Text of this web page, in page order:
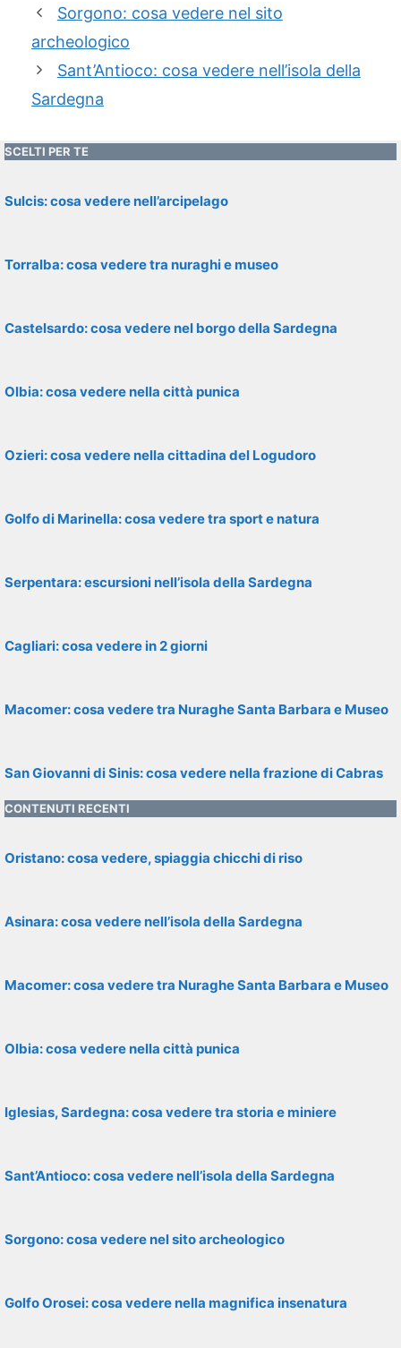
Sorgono: cosa vedere nel sito
archeologico
Sant’Antioco: cosa vedere nell’isola della
Sardegna
SCELTI PER TE
Sulcis: cosa vedere nell’arcipelago
Torralba: cosa vedere tra nuraghi e museo
Castelsardo: cosa vedere nel borgo della Sardegna
Olbia: cosa vedere nella città punica
Ozieri: cosa vedere nella cittadina del Logudoro
Golfo di Marinella: cosa vedere tra sport e natura
Serpentara: escursioni nell’isola della Sardegna
Cagliari: cosa vedere in 2 giorni
Macomer: cosa vedere tra Nuraghe Santa Barbara e Museo
San Giovanni di Sinis: cosa vedere nella frazione di Cabras
CONTENUTI RECENTI
Oristano: cosa vedere, spiaggia chicchi di riso
Asinara: cosa vedere nell’isola della Sardegna
Macomer: cosa vedere tra Nuraghe Santa Barbara e Museo
Olbia: cosa vedere nella città punica
Iglesias, Sardegna: cosa vedere tra storia e miniere
Sant’Antioco: cosa vedere nell’isola della Sardegna
Sorgono: cosa vedere nel sito archeologico
Golfo Orosei: cosa vedere nella magnifica insenatura